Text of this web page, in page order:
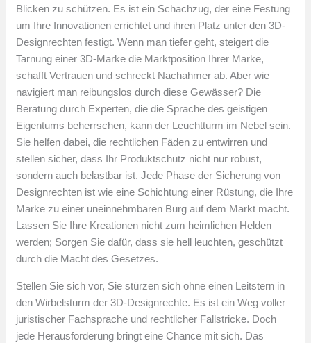
Blicken zu schützen. Es ist ein Schachzug, der eine Festung
um Ihre Innovationen errichtet und ihren Platz unter den 3D-
Designrechten festigt. Wenn man tiefer geht, steigert die
Tarnung einer 3D-Marke die Marktposition Ihrer Marke,
schafft Vertrauen und schreckt Nachahmer ab. Aber wie
navigiert man reibungslos durch diese Gewässer? Die
Beratung durch Experten, die die Sprache des geistigen
Eigentums beherrschen, kann der Leuchtturm im Nebel sein.
Sie helfen dabei, die rechtlichen Fäden zu entwirren und
stellen sicher, dass Ihr Produktschutz nicht nur robust,
sondern auch belastbar ist. Jede Phase der Sicherung von
Designrechten ist wie eine Schichtung einer Rüstung, die Ihre
Marke zu einer uneinnehmbaren Burg auf dem Markt macht.
Lassen Sie Ihre Kreationen nicht zum heimlichen Helden
werden; Sorgen Sie dafür, dass sie hell leuchten, geschützt
durch die Macht des Gesetzes.
Stellen Sie sich vor, Sie stürzen sich ohne einen Leitstern in
den Wirbelsturm der 3D-Designrechte. Es ist ein Weg voller
juristischer Fachsprache und rechtlicher Fallstricke. Doch
jede Herausforderung bringt eine Chance mit sich. Das